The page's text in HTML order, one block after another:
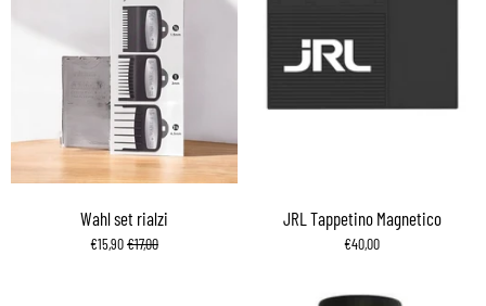
Wahl set rialzi
€15,90€17,00
JRL Tappetino Magnetico
€40,00